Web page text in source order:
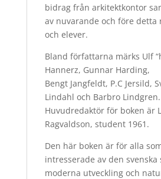
bidrag från arkitektkontor
av nuvarande och före detta
och elever.
Bland författarna märks Ulf
Hannerz, Gunnar Harding,
Bengt Jangfeldt, P.C Jersild,
Lindahl och Barbro Lindgren.
Huvudredaktör för boken är
Ragvaldson, student 1961.
Den här boken är för alla
intresserade av den svenska
moderna utveckling och